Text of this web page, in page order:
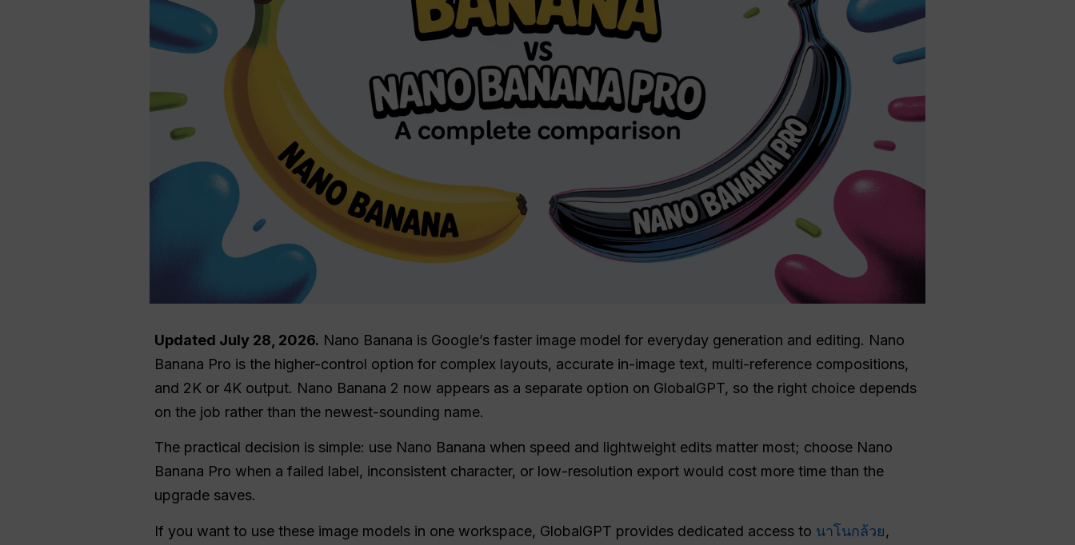
Updated July 28, 2026. Nano Banana is Google’s faster image model for everyday generation and editing. Nano
Banana Pro is the higher-control option for complex layouts, accurate in-image text, multi-reference compositions,
and 2K or 4K output. Nano Banana 2 now appears as a separate option on GlobalGPT, so the right choice depends
on the job rather than the newest-sounding name.
The practical decision is simple: use Nano Banana when speed and lightweight edits matter most; choose Nano
Banana Pro when a failed label, inconsistent character, or low-resolution export would cost more time than the
upgrade saves.
If you want to use these image models in one workspace, GlobalGPT provides dedicated access to นาโนกล้วย,